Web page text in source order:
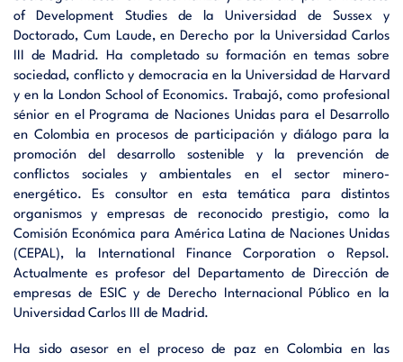
of Development Studies de la Universidad de Sussex y
Doctorado, Cum Laude, en Derecho por la Universidad Carlos
III de Madrid. Ha completado su formación en temas sobre
sociedad, conflicto y democracia en la Universidad de Harvard
y en la London School of Economics. Trabajó, como profesional
sénior en el Programa de Naciones Unidas para el Desarrollo
en Colombia en procesos de participación y diálogo para la
promoción del desarrollo sostenible y la prevención de
conflictos sociales y ambientales en el sector minero-
energético. Es consultor en esta temática para distintos
organismos y empresas de reconocido prestigio, como la
Comisión Económica para América Latina de Naciones Unidas
(CEPAL), la International Finance Corporation o Repsol.
Actualmente es profesor del Departamento de Dirección de
empresas de ESIC y de Derecho Internacional Público en la
Universidad Carlos III de Madrid.
Ha sido asesor en el proceso de paz en Colombia en las